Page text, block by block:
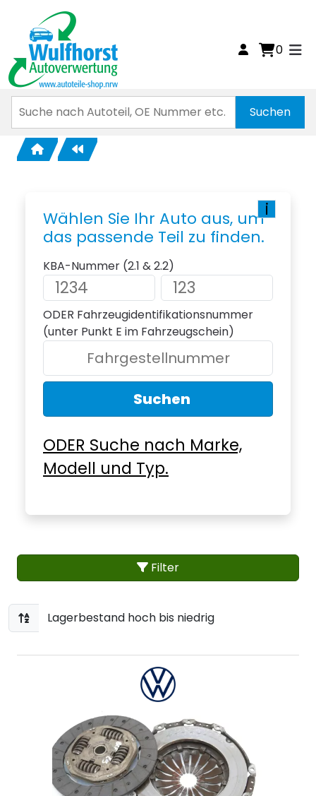
0
i
Wählen Sie Ihr Auto aus, um
das passende Teil zu finden.
KBA-Nummer (2.1 & 2.2)
ODER Fahrzeugidentifikationsnummer
(unter Punkt E im Fahrzeugschein)
Suchen
ODER Suche nach Marke,
Modell und Typ.
Filter